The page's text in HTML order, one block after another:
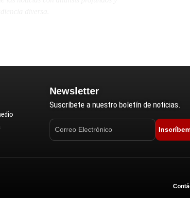
Newsletter
Suscríbete a nuestro boletín de noticias.